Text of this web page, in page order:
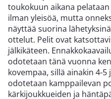
toukokuun aikana
ilman yleisöä, mutta
näyttää suorina
ottelut. Pelit ovat
jälkikäteen.
odotetaan tänä vuonna
kovempaa, sillä ainakin 4-
odotetaan kamppailevan
kärkijoukkueiden ja